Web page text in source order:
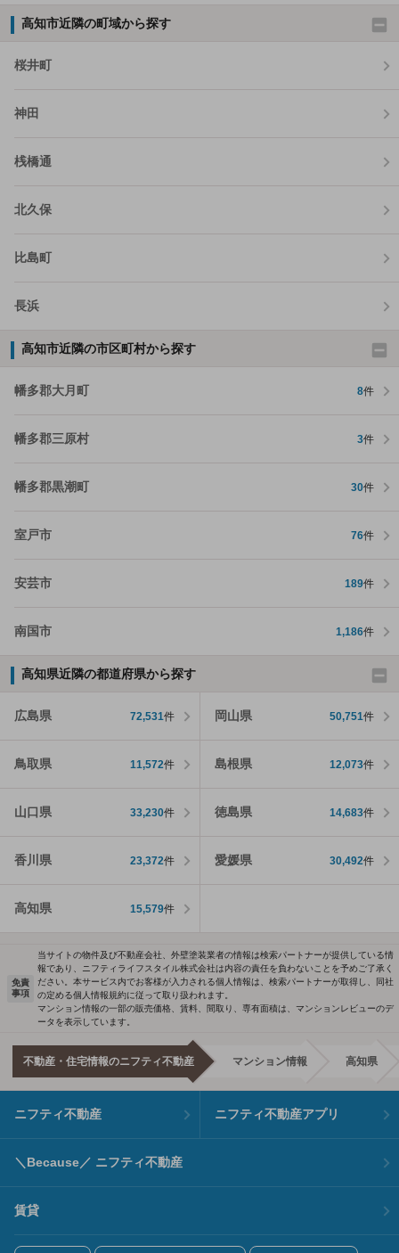
高知市近隣の町域から探す
桜井町
神田
桟橋通
北久保
比島町
長浜
高知市近隣の市区町村から探す
幡多郡大月町 8件
幡多郡三原村 3件
幡多郡黒潮町 30件
室戸市 76件
安芸市 189件
南国市 1,186件
高知県近隣の都道府県から探す
広島県 72,531件 岡山県 50,751件
鳥取県 11,572件 島根県 12,073件
山口県 33,230件 徳島県 14,683件
香川県 23,372件 愛媛県 30,492件
高知県 15,579件
免責
事項
当サイトの物件及び不動産会社、外壁塗装業者の情報は検索パートナーが提供している情
報であり、ニフティライフスタイル株式会社は内容の責任を負わないことを予めご了承く
ださい。本サービス内でお客様が入力される個人情報は、検索パートナーが取得し、同社
の定める個人情報規約に従って取り扱われます。
マンション情報の一部の販売価格、賃料、間取り、専有面積は、マンションレビューのデ
ータを表示しています。
不動産・住宅情報のニフティ不動産 マンション情報 高知県
ニフティ不動産 ニフティ不動産アプリ
＼Because／ ニフティ不動産
賃貸